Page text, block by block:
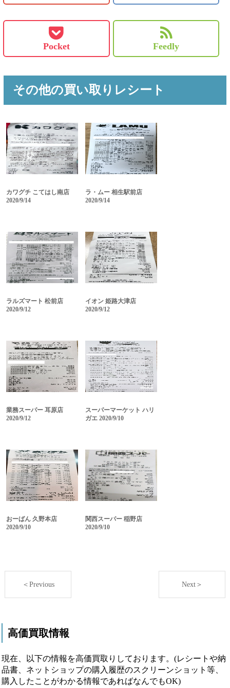
Pocket Feedly
その他の買い取りレシート
カワグチ こてはし南店
2020/9/14
ラ・ムー 相生駅前店
2020/9/14
ラルズマート 松前店
2020/9/12
イオン 姫路大津店
2020/9/12
業務スーパー 耳原店
2020/9/12
スーパーマーケット ハリ
ガエ 2020/9/10
おーばん 久野本店
2020/9/10
関西スーパー 稲野店
2020/9/10
＜Previous Next＞
高価買取情報
現在、以下の情報を高価買取りしております。(レシートや納
品書、ネットショップの購入履歴のスクリーンショット等、
購入したことがわかる情報であればなんでもOK)